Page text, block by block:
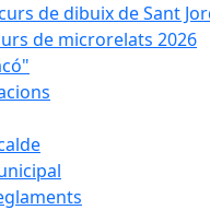
de dibuix de Sant
de microrelats 2026